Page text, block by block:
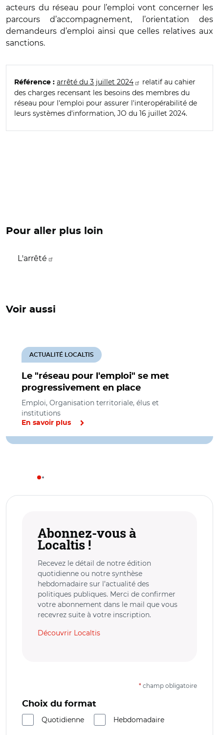
acteurs du réseau pour l’emploi vont concerner les
parcours d’accompagnement, l’orientation des
demandeurs d’emploi ainsi que celles relatives aux
sanctions.
Référence : arrêté du 3 juillet 2024
relatif au cahier
des charges recensant les besoins des membres du
réseau pour l'emploi pour assurer l'interopérabilité de
leurs systèmes d'information, JO du 16 juillet 2024.
Pour aller plus loin
L'arrêté
Voir aussi
Le "réseau pour l'emploi" se met
progressivement en place
ACTUALITÉ LOCALTIS
Emploi, Organisation territoriale, élus et
institutions
En savoir plus
Abonnez-vous à
Localtis !
Recevez le détail de notre édition
quotidienne ou notre synthèse
hebdomadaire sur l’actualité des
politiques publiques. Merci de confirmer
votre abonnement dans le mail que vous
recevrez suite à votre inscription.
Découvrir Localtis
* champ obligatoire
Choix du format
Quotidienne
Hebdomadaire